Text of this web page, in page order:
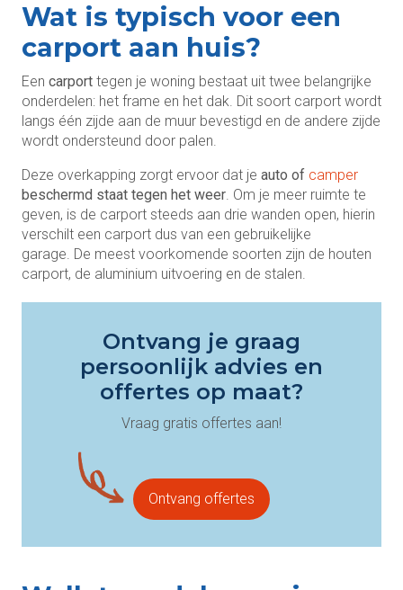
Wat is typisch voor een
carport aan huis?
Een carport tegen je woning bestaat uit twee belangrijke
onderdelen: het frame en het dak. Dit soort carport wordt
langs één zijde aan de muur bevestigd en de andere zijde
wordt ondersteund door palen.
Deze overkapping zorgt ervoor dat je auto of camper
beschermd staat tegen het weer. Om je meer ruimte te
geven, is de carport steeds aan drie wanden open, hierin
verschilt een carport dus van een gebruikelijke
garage. De meest voorkomende soorten zijn de houten
carport, de aluminium uitvoering en de stalen.
Ontvang je graag
persoonlijk advies en
offertes op maat?
Vraag gratis offertes aan!
Ontvang offertes